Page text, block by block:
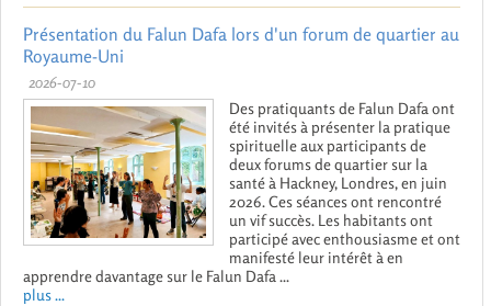
Présentation du Falun Dafa lors d'un forum de quartier au
Royaume-Uni
2026-07-10
Des pratiquants de Falun Dafa ont
été invités à présenter la pratique
spirituelle aux participants de
deux forums de quartier sur la
santé à Hackney, Londres, en juin
2026. Ces séances ont rencontré
un vif succès. Les habitants ont
participé avec enthousiasme et ont
manifesté leur intérêt à en
apprendre davantage sur le Falun Dafa ...
plus ...